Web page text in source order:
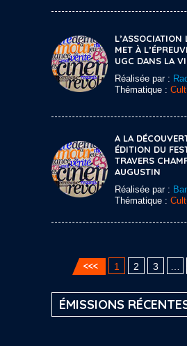
L’ASSOCIATION
MET À
UGC DANS LA
Réalisée par :
Thématique :
A LA
ÉDITION DU
TRAVERS
AUGUSTIN
Réalisée par :
Thématique :
1 2 3
ÉMISSIONS